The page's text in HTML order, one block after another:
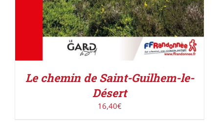
Le chemin de Saint-Guilhem-le-
Désert
16,40€